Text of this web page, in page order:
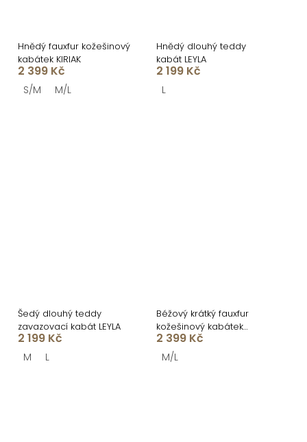
Hnědý fauxfur kožešinový
kabátek KIRIAK
2 399 Kč
S/M M/L
Hnědý dlouhý teddy
kabát LEYLA
2 199 Kč
L
Šedý dlouhý teddy
zavazovací kabát LEYLA
2 199 Kč
M L
Béžový krátký fauxfur
kožešinový kabátek
KIRIAK
2 399 Kč
M/L